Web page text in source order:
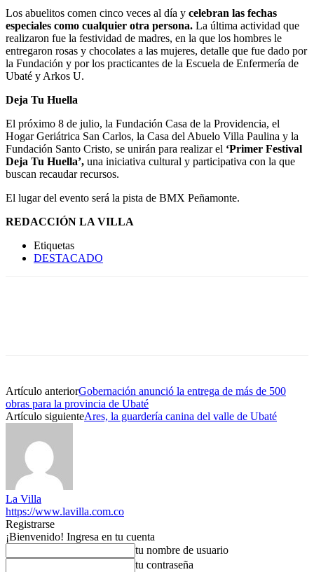
Los abuelitos comen cinco veces al día y celebran las fechas
especiales como cualquier otra persona. La última actividad que
realizaron fue la festividad de madres, en la que los hombres le
entregaron rosas y chocolates a las mujeres, detalle que fue dado por
la Fundación y por los practicantes de la Escuela de Enfermería de
Ubaté y Arkos U.
Deja Tu Huella
El próximo 8 de julio, la Fundación Casa de la Providencia, el
Hogar Geriátrica San Carlos, la Casa del Abuelo Villa Paulina y la
Fundación Santo Cristo, se unirán para realizar el ‘Primer Festival
Deja Tu Huella’, una iniciativa cultural y participativa con la que
buscan recaudar recursos.
El lugar del evento será la pista de BMX Peñamonte.
REDACCIÓN LA VILLA
Etiquetas
DESTACADO
Artículo anteriorGobernación anunció la entrega de más de 500
obras para la provincia de Ubaté
Artículo siguienteAres, la guardería canina del valle de Ubaté
La Villa
https://www.lavilla.com.co
Registrarse
¡Bienvenido! Ingresa en tu cuenta
tu nombre de usuario
tu contraseña